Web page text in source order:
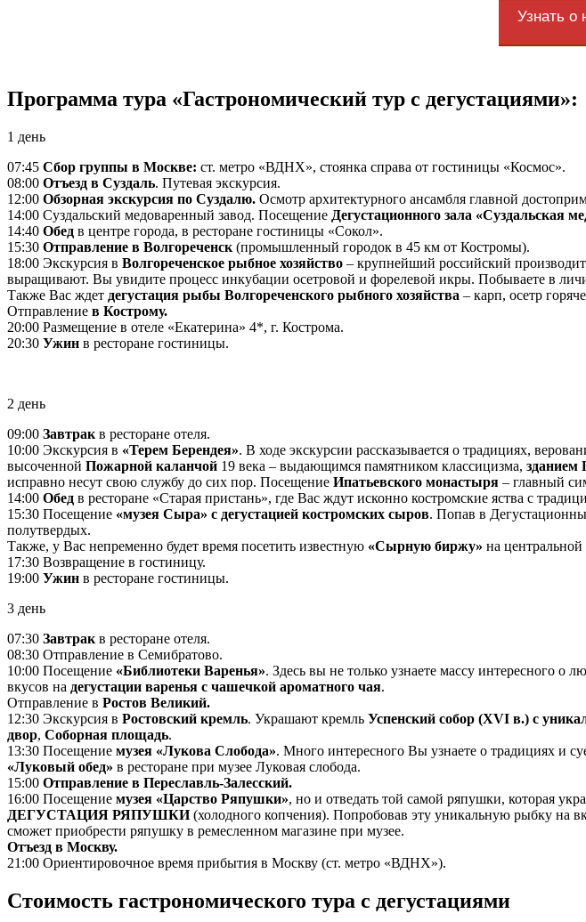
Узнать о
Программа тура «Гастрономический тур с дегустациями»:
1 день
07:45 Сбор группы в Москве: ст. метро «ВДНХ», стоянка справа от гостиницы «Космос».
08:00 Отъезд в Суздаль. Путевая экскурсия.
12:00 Обзорная экскурсия по Суздалю. Осмотр архитектурного ансамбля главной
14:00 Суздальский медоваренный завод. Посещение Дегустационного зала «Суздальская
14:40 Обед в центре города, в ресторане гостиницы «Сокол».
15:30 Отправление в Волгореченск (промышленный городок в 45 км от Костромы).
18:00 Экскурсия в Волгореченское рыбное хозяйство ‒ крупнейший российский
выращивают. Вы увидите процесс инкубации осетровой и форелевой икры. Побываете в
Также Вас ждет дегустация рыбы Волгореченского рыбного хозяйства ‒ карп, осетр
Отправление в Кострому.
20:00 Размещение в отеле «Екатерина» 4*, г. Кострома.
20:30 Ужин в ресторане гостиницы.
2 день
09:00 Завтрак в ресторане отеля.
10:00 Экскурсия в «Терем Берендея». В ходе экскурсии рассказывается о традициях,
высоченной Пожарной каланчой 19 века ‒ выдающимся памятником классицизма, зданием
исправно несут свою службу до сих пор. Посещение Ипатьевского монастыря ‒ главный
14:00 Обед в ресторане «Старая пристань», где Вас ждут исконно костромские яства с
15:30 Посещение «музея Сыра» с дегустацией костромских сыров. Попав в
полутвердых.
Также, у Вас непременно будет время посетить известную «Сырную биржу» на
17:30 Возвращение в гостиницу.
19:00 Ужин в ресторане гостиницы.
3 день
07:30 Завтрак в ресторане отеля.
08:30 Отправление в Семибратово.
10:00 Посещение «Библиотеки Варенья». Здесь вы не только узнаете массу интересного о
вкусов на дегустации варенья с чашечкой ароматного чая.
Отправление в Ростов Великий.
12:30 Экскурсия в Ростовский кремль. Украшают кремль Успенский собор (XVI в.) с
двор, Соборная площадь.
13:30 Посещение музея «Лукова Слобода». Много интересного Вы узнаете о традициях и
«Луковый обед» в ресторане при музее Луковая слобода.
15:00 Отправление в Переславль-Залесский.
16:00 Посещение музея «Царство Ряпушки», но и отведать той самой ряпушки, которая
ДЕГУСТАЦИЯ РЯПУШКИ(холодного копчения). Попробовав эту уникальную рыбку на
сможет приобрести ряпушку в ремесленном магазине при музее.
Отъезд в Москву.
21:00 Ориентировочное время прибытия в Москву (ст. метро «ВДНХ»).
Стоимость гастрономического тура с дегустациями